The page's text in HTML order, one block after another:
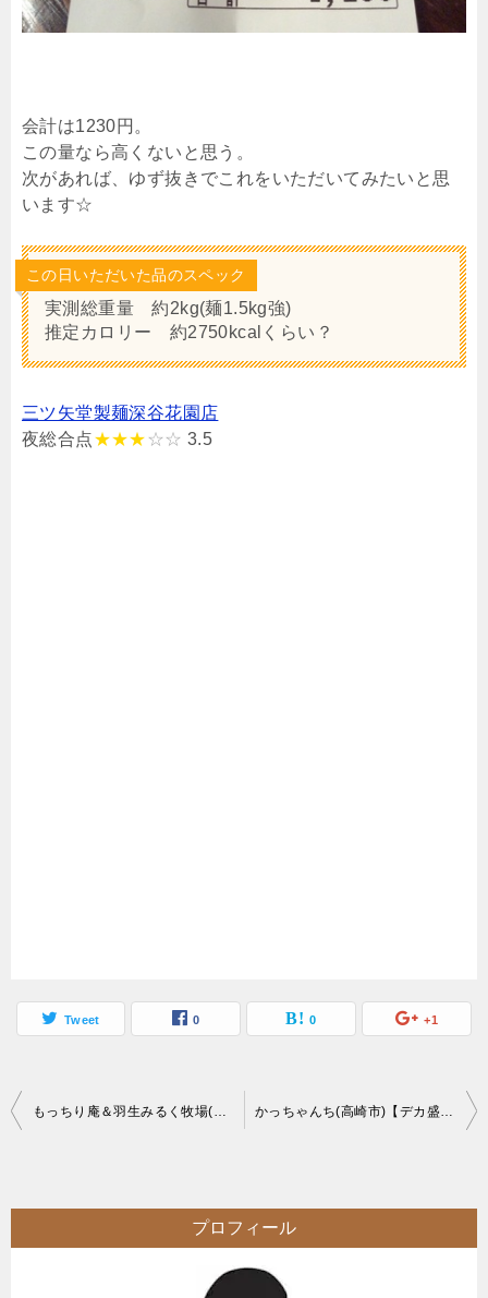
会計は1230円。
この量なら高くないと思う。
次があれば、ゆず抜きでこれをいただいてみたいと思
います☆
この日いただいた品のスペック
実測総重量 約2kg(麺1.5kg強)
推定カロリー 約2750kcalくらい？
三ツ矢堂製麺深谷花園店
夜総合点★★★ ☆☆ 3.5
Tweet 0 0 +1
投
ビ
ゲ
プロフィール